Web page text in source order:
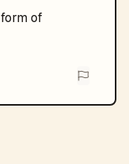
form of